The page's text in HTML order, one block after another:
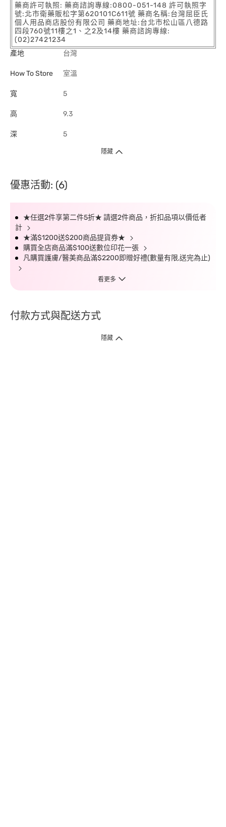
藥商許可執照: 藥商諮詢專線:0800-051-148 許可執照字
號:北市衛藥販松字第620101C611號 藥商名稱:台灣屈臣氏
個人用品商店股份有限公司 藥商地址:台北市松山區八德路
四段760號11樓之1、之2及14樓 藥商諮詢專線:
(02)27421234
產地
台灣
How To Store 室溫
寬 5
高 9.3
深 5
隱藏
優惠活動: (6)
★任選2件享第二件5折★ 請選2件商品，折扣品項以價低者
計
★滿$1200送$200商品提貨券★
購買全店商品滿$100送數位印花一張
凡購買護膚/醫美商品滿$2200即贈好禮(數量有限,送完為止)
看更多
付款方式與配送方式
隱藏